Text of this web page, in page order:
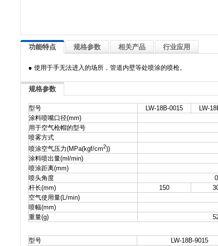
功能特点 规格参数 相关产品 行业应用
● 使用于手无法进入的场所，管道内壁等处喷涂的喷枪。
规格参数
型号 LW-18B-0015
LW-
涂料喷嘴口径(mm)
用于空气枪帽的型号
喷雾方式
喷涂空气压力(MPa(kgf/cm2))
涂料喷出量(ml/min)
喷涂距离(mm)
喷头角度
杆长(mm)
150
空气使用量(L/min)
喷幅(mm)
重量(g)
型号
LW-18B-9015